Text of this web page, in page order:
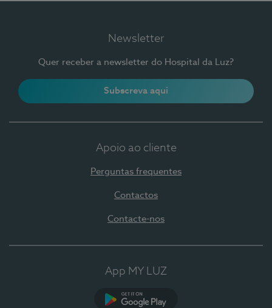
Newsletter
Quer receber a newsletter do Hospital da Luz?
Subscreva aqui
Apoio ao cliente
Perguntas frequentes
Contactos
Contacte-nos
App MY LUZ